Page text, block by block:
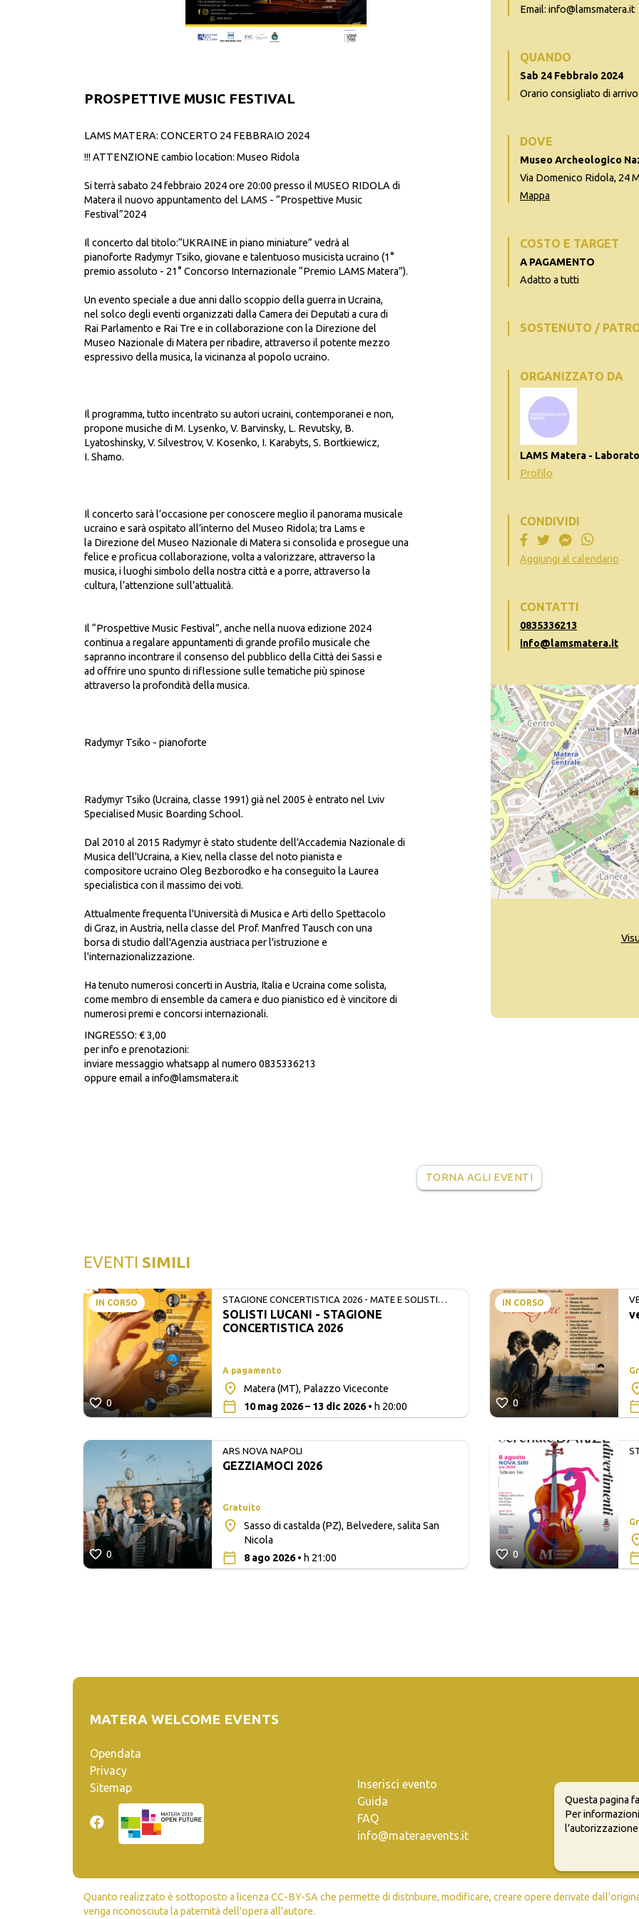
PROSPETTIVE MUSIC FESTIVAL
LAMS MATERA: CONCERTO 24 FEBBRAIO 2024
!!! ATTENZIONE cambio location: Museo Ridola
Si terrà sabato 24 febbraio 2024 ore 20:00 presso il MUSEO RIDOLA di
Matera il nuovo appuntamento del LAMS - “Prospettive Music
Festival”2024
Il concerto dal titolo:“UKRAINE in piano miniature” vedrà al
pianoforte Radymyr Tsiko, giovane e talentuoso musicista ucraino (1°
premio assoluto - 21° Concorso Internazionale “Premio LAMS Matera”).
Un evento speciale a due anni dallo scoppio della guerra in Ucraina,
nel solco degli eventi organizzati dalla Camera dei Deputati a cura di
Rai Parlamento e Rai Tre e in collaborazione con la Direzione del
Museo Nazionale di Matera per ribadire, attraverso il potente mezzo
espressivo della musica, la vicinanza al popolo ucraino.
Il programma, tutto incentrato su autori ucraini, contemporanei e non,
propone musiche di M. Lysenko, V. Barvinsky, L. Revutsky, B.
Lyatoshinsky, V. Silvestrov, V. Kosenko, I. Karabyts, S. Bortkiewicz,
I. Shamo.
Il concerto sarà l’occasione per conoscere meglio il panorama musicale
ucraino e sarà ospitato all’interno del Museo Ridola; tra Lams e
la Direzione del Museo Nazionale di Matera si consolida e prosegue una
felice e proficua collaborazione, volta a valorizzare, attraverso la
musica, i luoghi simbolo della nostra città e a porre, attraverso la
cultura, l’attenzione sull’attualità.
Il “Prospettive Music Festival”, anche nella nuova edizione 2024
continua a regalare appuntamenti di grande profilo musicale che
sapranno incontrare il consenso del pubblico della Città dei Sassi e
ad offrire uno spunto di riflessione sulle tematiche più spinose
attraverso la profondità della musica.
Radymyr Tsiko - pianoforte
Radymyr Tsiko (Ucraina, classe 1991) già nel 2005 è entrato nel Lviv
Specialised Music Boarding School.
Dal 2010 al 2015 Radymyr è stato studente dell'Accademia Nazionale di
Musica dell'Ucraina, a Kiev, nella classe del noto pianista e
compositore ucraino Oleg Bezborodko e ha conseguito la Laurea
specialistica con il massimo dei voti.
Attualmente frequenta l'Università di Musica e Arti dello Spettacolo
di Graz, in Austria, nella classe del Prof. Manfred Tausch con una
borsa di studio dall'Agenzia austriaca per l'istruzione e
l'internazionalizzazione.
Ha tenuto numerosi concerti in Austria, Italia e Ucraina come solista,
come membro di ensemble da camera e duo pianistico ed è vincitore di
numerosi premi e concorsi internazionali.
INGRESSO: € 3,00
per info e prenotazioni:
inviare messaggio whatsapp al numero 0835336213
oppure email a info@lamsmatera.it
Email: info@lamsmatera.it
QUANDO
Sab 24 Febbraio 2024
Orario consigliato di
DOVE
Museo Archeologico
Via Domenico Ridola, 24
Mappa
COSTO E TARGET
A PAGAMENTO
Adatto a tutti
SOSTENUTO /
ORGANIZZATO DA
LAMS Matera -
Profilo
CONDIVIDI
Aggiungi al calendario
CONTATTI
0835336213
info@lamsmatera.it
TORNA AGLI EVENTI
EVENTI SIMILI
IN CORSO
0
STAGIONE CONCERTISTICA 2026 - MATE E SOLISTI
LUCANI
SOLISTI LUCANI - STAGIONE
CONCERTISTICA 2026
A pagamento
Matera (MT), Palazzo Viceconte
10 mag 2026 – 13 dic 2026• h 20:00
0
ARS NOVA NAPOLI
GEZZIAMOCI 2026
Gratuito
Sasso di castalda (PZ), Belvedere, salita San
Nicola
8 ago 2026• h 21:00
IN CORSO
0
0
MATERA WELCOME EVENTS
Opendata
Privacy
Sitemap
Inserisci evento
Guida
FAQ
info@materaevents.it
Quanto realizzato è sottoposto a licenza CC-BY-SA che permette di distribuire, modificare, creare opere derivate
venga riconosciuta la paternità dell'opera all'autore.
Questa pagina
Per